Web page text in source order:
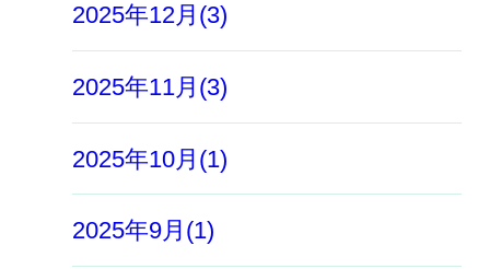
2025年12月(3)
2025年11月(3)
2025年10月(1)
2025年9月(1)